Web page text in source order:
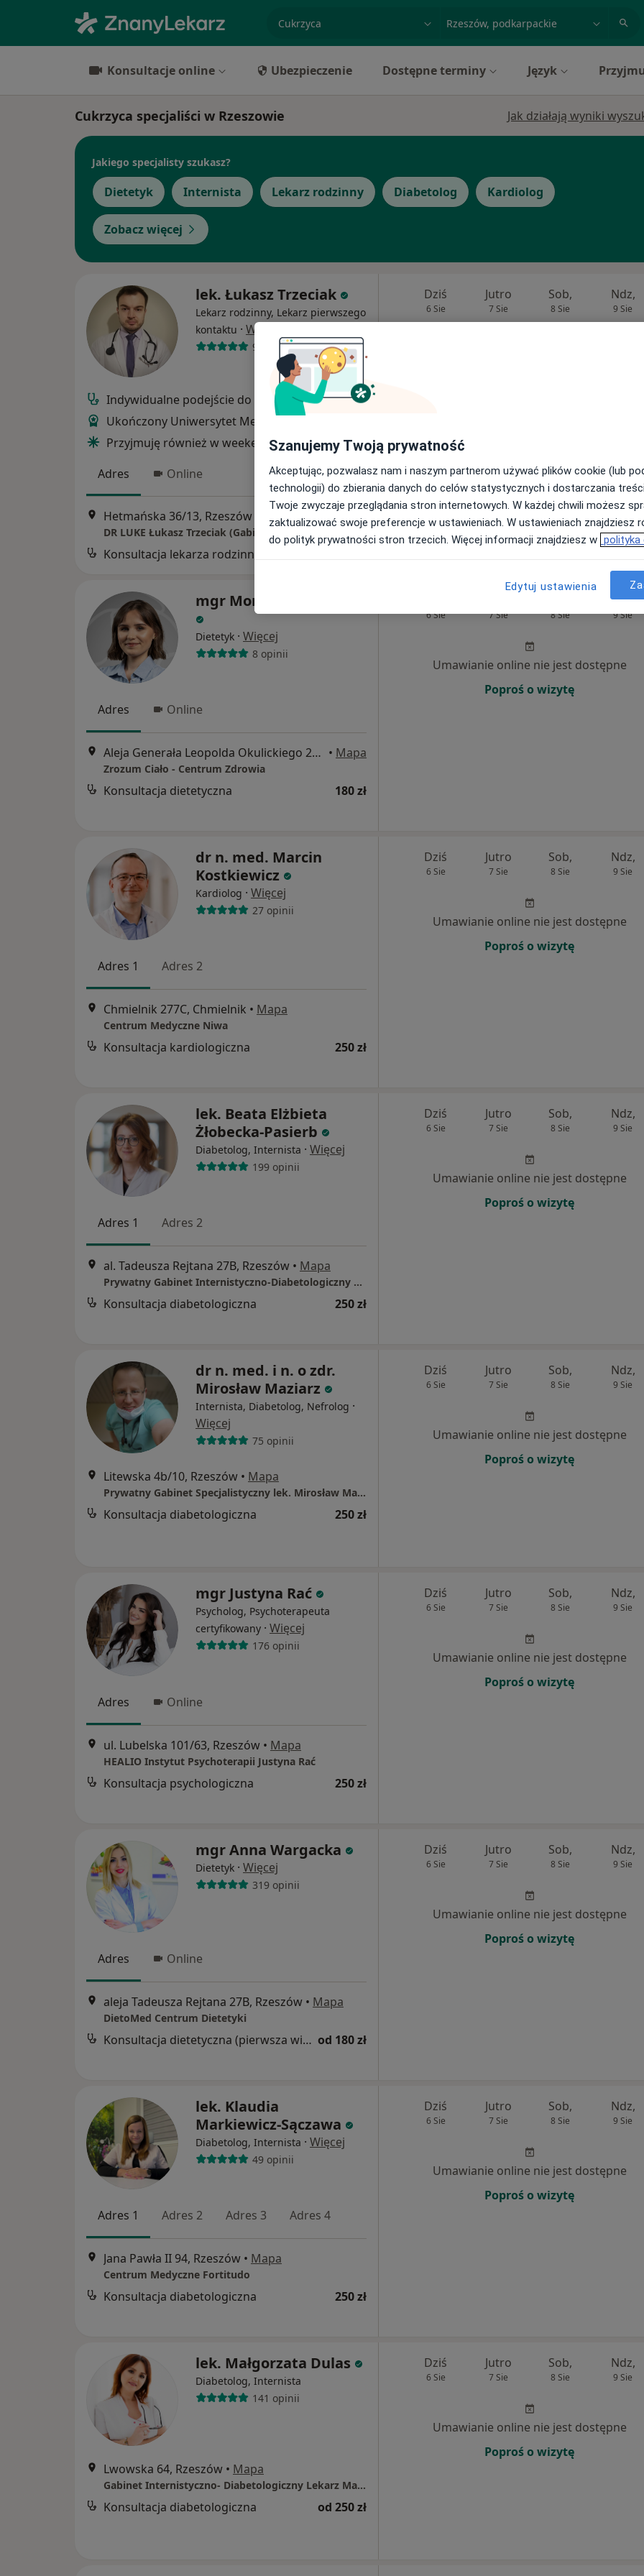
miasto lub dzielnica
Konsultacje online Ubezpieczenie Dostępne terminy Język
Cukrzyca specjaliści w Rzeszowie Jak działają wyniki
Jakiego specjalisty szukasz?
Dietetyk Internista Lekarz rodzinny Diabetolog Kardiolog
Zobacz więcej
lek. Łukasz Trzeciak
Lekarz rodzinny, Lekarz pierwszego
kontaktu · Więcej
917 opinii
Indywidualne podejście do pacjenta
Ukończony Uniwersytet Medyczny w Łodzi
Przyjmuję również w weekendy i święta.
Adres
Online
Hetmańska 36/13, Rzeszów Mapa
DR LUKE Łukasz Trzeciak (Gabinet Online)
Dziś
6 Sie
Jutro
7 Sie
Sob,
8 Sie
Ndz,
9 Sie
mgr Monika Winiarska
Dietetyk · Więcej
8 opinii
Adres Online
Aleja Generała Leopolda Okulickiego 20 Lokal b12, Rzeszów • Mapa
Zrozum Ciało - Centrum Zdrowia
Konsultacja dietetyczna 180 zł
6 Sie 7 Sie 8 Sie
Ndz,
9 Sie
Umawianie online nie jest dostępne
Poproś o wizytę
dr n. med. Marcin
Kostkiewicz
Kardiolog · Więcej
27 opinii
Adres 1 Adres 2
Chmielnik 277C, Chmielnik • Mapa
Centrum Medyczne Niwa
Konsultacja kardiologiczna 250 zł
Dziś
6 Sie
Jutro
7 Sie
Sob,
8 Sie
Ndz,
9 Sie
Umawianie online nie jest dostępne
Poproś o wizytę
lek. Beata Elżbieta
Żłobecka-Pasierb
Diabetolog, Internista · Więcej
199 opinii
Adres 1 Adres 2
al. Tadeusza Rejtana 27B, Rzeszów • Mapa
Prywatny Gabinet Internistyczno-Diabetologiczny Beata Żłobecka-Pasierb
Konsultacja diabetologiczna 250 zł
Dziś
6 Sie
Jutro
7 Sie
Sob,
8 Sie
Ndz,
9 Sie
Umawianie online nie jest dostępne
Poproś o wizytę
dr n. med. i n. o zdr.
Mirosław Maziarz
Internista, Diabetolog, Nefrolog ·
Więcej
75 opinii
Litewska 4b/10, Rzeszów • Mapa
Prywatny Gabinet Specjalistyczny lek. Mirosław Maziarz
Konsultacja diabetologiczna 250 zł
Dziś
6 Sie
Jutro
7 Sie
Sob,
8 Sie
Ndz,
9 Sie
Umawianie online nie jest dostępne
Poproś o wizytę
mgr Justyna Rać
Psycholog, Psychoterapeuta
certyfikowany · Więcej
176 opinii
Adres Online
ul. Lubelska 101/63, Rzeszów • Mapa
HEALIO Instytut Psychoterapii Justyna Rać
Konsultacja psychologiczna 250 zł
Dziś
6 Sie
Jutro
7 Sie
Sob,
8 Sie
Ndz,
9 Sie
Umawianie online nie jest dostępne
Poproś o wizytę
mgr Anna Wargacka
Dietetyk · Więcej
319 opinii
Adres Online
aleja Tadeusza Rejtana 27B, Rzeszów • Mapa
DietoMed Centrum Dietetyki
Konsultacja dietetyczna (pierwsza wizyta) od 180 zł
Dziś
6 Sie
Jutro
7 Sie
Sob,
8 Sie
Ndz,
9 Sie
Umawianie online nie jest dostępne
Poproś o wizytę
lek. Klaudia
Markiewicz-Sączawa
Diabetolog, Internista · Więcej
49 opinii
Adres 1 Adres 2 Adres 3 Adres 4
Jana Pawła II 94, Rzeszów • Mapa
Centrum Medyczne Fortitudo
Konsultacja diabetologiczna 250 zł
Dziś
6 Sie
Jutro
7 Sie
Sob,
8 Sie
Ndz,
9 Sie
Umawianie online nie jest dostępne
Poproś o wizytę
lek. Małgorzata Dulas
Diabetolog, Internista
141 opinii
Lwowska 64, Rzeszów • Mapa
Gabinet Internistyczno- Diabetologiczny Lekarz Małgorzata Dulas
Konsultacja diabetologiczna od 250 zł
Dziś
6 Sie
Jutro
7 Sie
Sob,
8 Sie
Ndz,
9 Sie
Umawianie online nie jest dostępne
Poproś o wizytę
Szanujemy Twoją prywatność
Akceptując, pozwalasz nam i naszym partnerom używać plików cookie (lub
technologii) do zbierania danych do celów statystycznych i dostarczania
Twoje zwyczaje przeglądania stron internetowych. W każdej chwili możesz
zaktualizować swoje preferencje w ustawieniach. W ustawieniach znajdziesz
do polityk prywatności stron trzecich. Więcej informacji znajdziesz w polityka
Edytuj ustawienia